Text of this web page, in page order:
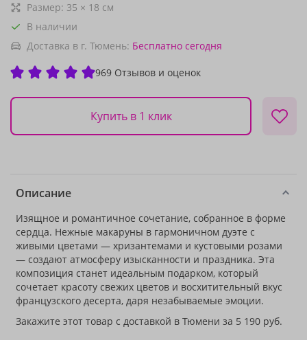
Размер: 35 × 18 см
В наличии
Доставка в г. Тюмень: Бесплатно сегодня
969 Отзывов и оценок
Купить в 1 клик
Описание
Изящное и романтичное сочетание, собранное в форме
сердца. Нежные макаруны в гармоничном дуэте с
живыми цветами — хризантемами и кустовыми розами
— создают атмосферу изысканности и праздника. Эта
композиция станет идеальным подарком, который
сочетает красоту свежих цветов и восхитительный вкус
французского десерта, даря незабываемые эмоции.
Закажите этот товар с доставкой в Тюмени за 5 190 руб.